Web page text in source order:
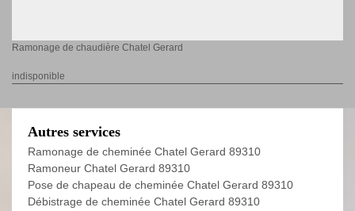
Ramonage de chaudière Chatel Gerard
indisponible
Autres services
Ramonage de cheminée Chatel Gerard 89310
Ramoneur Chatel Gerard 89310
Pose de chapeau de cheminée Chatel Gerard 89310
Débistrage de cheminée Chatel Gerard 89310